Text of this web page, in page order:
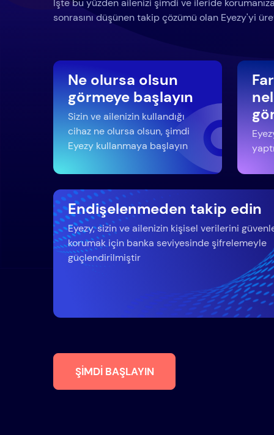
İşte bu yüzden ailenizi şimdi ve ileride
sonrasını düşünen takip çözümü olan Eyezy'yi
Ne olursa olsun
görmeye başlayın
Sizin ve ailenizin kullandığı
cihaz ne olursa olsun, şimdi
Eyezy kullanmaya başlayın
Endişelenmeden takip edin
Eyezy, sizin ve ailenizin kişisel verilerini
korumak için banka seviyesinde şifrelemeyle
güçlendirilmiştir
ŞIMDI BAŞLAYIN